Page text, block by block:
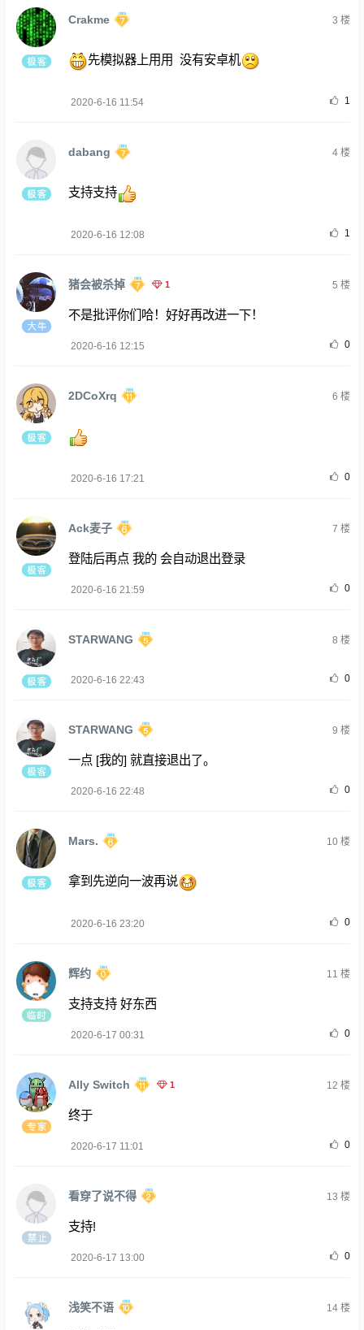
Crakme 3 楼
先模拟器上用用 没有安卓机
2020-6-16 11:54 1
dabang 4楼
支持支持
2020-6-16 12:08 1
猪会被杀掉 1 5 楼
不是批评你们哈！好好再改进一下！
2020-6-16 12:15 0
2DCoXrq 6 楼
2020-6-16 17:21 0
Ack麦子 7 楼
登陆后再点 我的 会自动退出登录
2020-6-16 21:59 0
STARWANG 8 楼
2020-6-16 22:43 0
STARWANG 9 楼
一点 [我的] 就直接退出了。
2020-6-16 22:48 0
Mars. 10楼
拿到先逆向一波再说
2020-6-16 23:20 0
辉约 11 楼
支持支持 好东西
2020-6-17 00:31 0
Ally Switch 1 12 楼
终于
2020-6-17 11:01 0
看穿了说不得 13 楼
支持!
2020-6-17 13:00 0
浅笑不语 14楼